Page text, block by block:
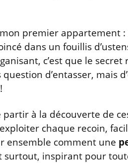
mon premier
dans un fouillis
c’est que le
d’entasser, mais
partir à la découverte de
chaque recoin,
ensemble comment une
surtout, inspirant pour